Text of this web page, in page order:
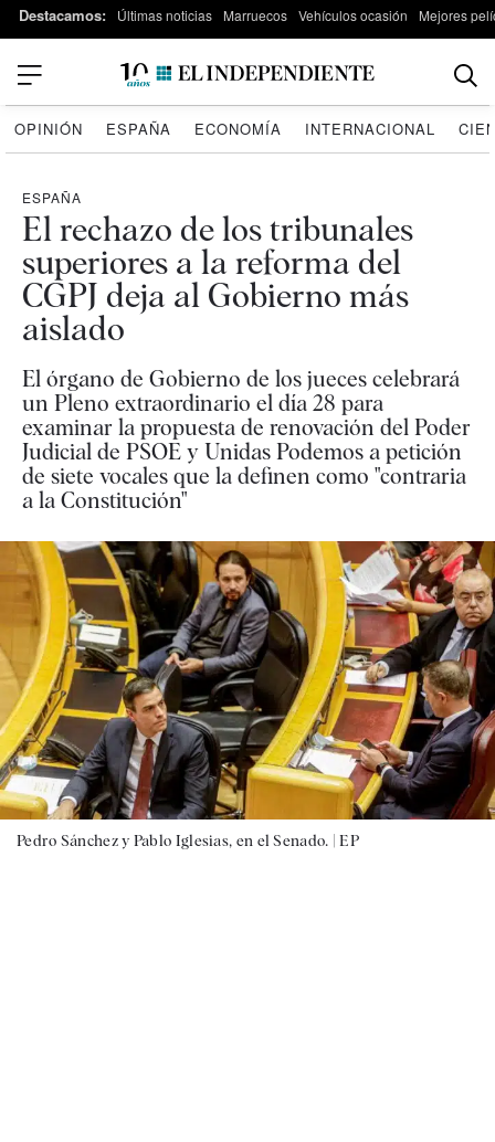
Destacamos: Últimas noticias Marruecos Vehículos ocasión Mejores
OPINIÓN ESPAÑA ECONOMÍA INTERNACIONAL
ESPAÑA
El rechazo de los tribunales
superiores a la reforma del
CGPJ deja al Gobierno más
aislado
El órgano de Gobierno de los jueces celebrará
un Pleno extraordinario el día 28 para
examinar la propuesta de renovación del Poder
Judicial de PSOE y Unidas Podemos a petición
de siete vocales que la definen como "contraria
a la Constitución"
Pedro Sánchez y Pablo Iglesias, en el Senado. |EP